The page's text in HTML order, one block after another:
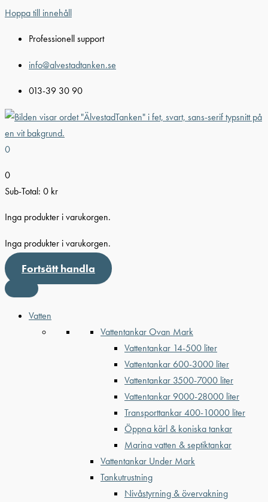
Hoppa till innehåll
Professionell support
info@alvestadtanken.se
013-39 30 90
0
0
Sub-Total: 0 kr
Inga produkter i varukorgen.
Inga produkter i varukorgen.
Fortsätt handla
Vatten
Vattentankar Ovan Mark
Vattentankar 14-500 liter
Vattentankar 600-3000 liter
Vattentankar 3500-7000 liter
Vattentankar 9000-28000 liter
Transporttankar 400-10000 liter
Öppna kärl & koniska tankar
Marina vatten & septiktankar
Vattentankar Under Mark
Tankutrustning
Nivåstyrning & övervakning